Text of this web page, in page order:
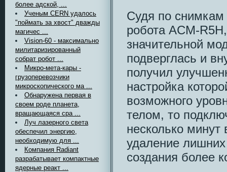
более адской, ...
Ученым CERN удалось
"поймать за хвост" дважды
магичес ...
Vision-60 - максимально
милитаризированный
собрат робот ...
Микро-мета-кары -
грузоперевозчики
микроскопического ма ...
Обнаружена первая в
своем роде планета,
вращающаяся сра ...
Луч лазерного света
обеспечил энергию,
необходимую для ...
Компания Radiant
разрабатывает компактные
ядерные реакт ...
Судя по
робота ACM-
значительной
подверглась и
получил
настройка
возможного
телом, то
несколько
удаление
создания более